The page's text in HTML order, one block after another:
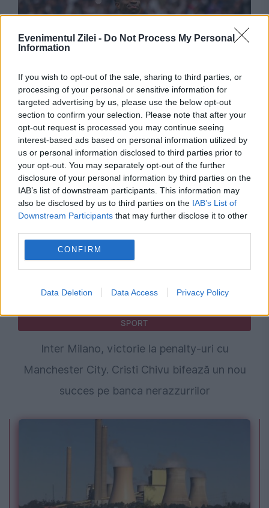
Evenimentul Zilei - Do Not Process My Personal
Information
If you wish to opt-out of the sale, sharing to third parties, or
processing of your personal or sensitive information for
targeted advertising by us, please use the below opt-out
section to confirm your selection. Please note that after your
opt-out request is processed you may continue seeing
interest-based ads based on personal information utilized by
us or personal information disclosed to third parties prior to
your opt-out. You may separately opt-out of the further
disclosure of your personal information by third parties on the
IAB’s list of downstream participants. This information may
also be disclosed by us to third parties on the IAB’s List of
Downstream Participants that may further disclose it to other
CONFIRM
Data Deletion Data Access Privacy Policy
SPORT
Decizie finală în cazul lui Vinicius Junior. A
refuzat oferta de la Arsenal și a semnat pe
viață cu Real Madrid
SPORT
Inter Milano, victorie la penalty-uri cu
Manchester City. Cristi Chivu bifează un nou
succes pe banca nerazzurrilor